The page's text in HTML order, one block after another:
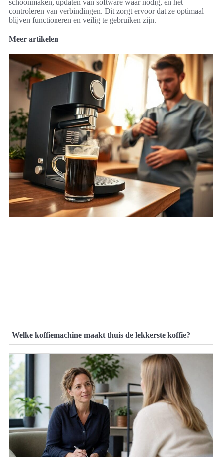
schoonmaken, updaten van software waar nodig, en het
controleren van verbindingen. Dit zorgt ervoor dat ze optimaal
blijven functioneren en veilig te gebruiken zijn.
Meer artikelen
Welke koffiemachine maakt thuis de lekkerste koffie?